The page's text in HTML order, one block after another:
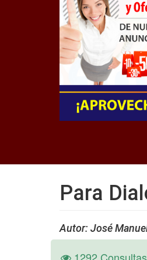
Para
Autor: José